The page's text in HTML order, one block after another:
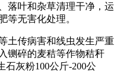
落叶和杂草清理干净，运
等无害化处理。
传病害和线虫发生严重
铡碎的麦秸等作物秸秆
石灰粉100公斤-200公